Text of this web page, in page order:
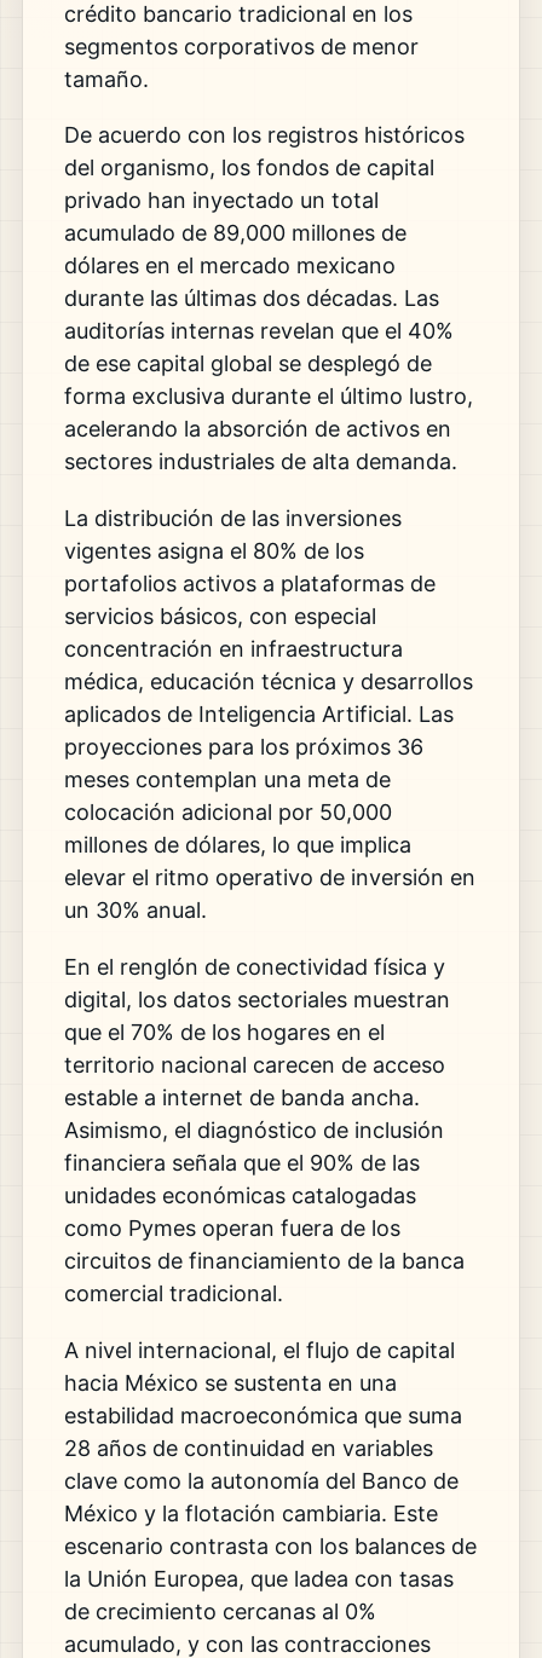
crédito bancario tradicional en los
segmentos corporativos de menor
tamaño.
De acuerdo con los registros históricos
del organismo, los fondos de capital
privado han inyectado un total
acumulado de 89,000 millones de
dólares en el mercado mexicano
durante las últimas dos décadas. Las
auditorías internas revelan que el 40%
de ese capital global se desplegó de
forma exclusiva durante el último lustro,
acelerando la absorción de activos en
sectores industriales de alta demanda.
La distribución de las inversiones
vigentes asigna el 80% de los
portafolios activos a plataformas de
servicios básicos, con especial
concentración en infraestructura
médica, educación técnica y desarrollos
aplicados de Inteligencia Artificial. Las
proyecciones para los próximos 36
meses contemplan una meta de
colocación adicional por 50,000
millones de dólares, lo que implica
elevar el ritmo operativo de inversión en
un 30% anual.
En el renglón de conectividad física y
digital, los datos sectoriales muestran
que el 70% de los hogares en el
territorio nacional carecen de acceso
estable a internet de banda ancha.
Asimismo, el diagnóstico de inclusión
financiera señala que el 90% de las
unidades económicas catalogadas
como Pymes operan fuera de los
circuitos de financiamiento de la banca
comercial tradicional.
A nivel internacional, el flujo de capital
hacia México se sustenta en una
estabilidad macroeconómica que suma
28 años de continuidad en variables
clave como la autonomía del Banco de
México y la flotación cambiaria. Este
escenario contrasta con los balances de
la Unión Europea, que ladea con tasas
de crecimiento cercanas al 0%
acumulado, y con las contracciones